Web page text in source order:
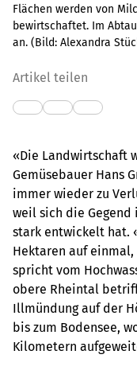
Flächen werden von
bewirtschaftet. Im
an. (Bild: Alexandra
Artikel teilen
«Die Landwirtschaft
Gemüsebauer Hans
immer wieder zu
weil sich die
stark entwickelt hat.
Hektaren auf
spricht vom
obere Rheintal
Illmündung auf der
bis zum Bodensee,
Kilometern